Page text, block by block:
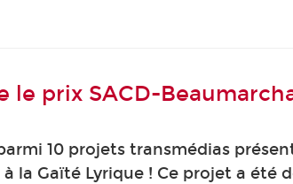
le prix SACD-
10 projets transmédias
la Gaïté Lyrique ! Ce projet a été